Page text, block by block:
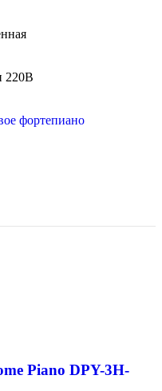
220В
фортепиано
Piano DPY-3H-